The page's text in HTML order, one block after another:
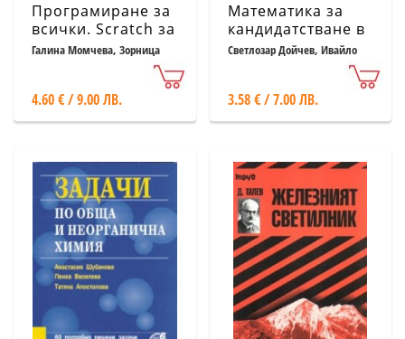
Програмиране за
всички. Scratch за
начинаещи
Галина Момчева, Зорница
Дженкова, Теодора Момчева
4.60 € / 9.00 ЛВ.
Математика за
кандидатстване в
математически
гимназии след 4.
Светлозар Дойчев, Ивайло
3.58 € / 7.00 ЛВ.